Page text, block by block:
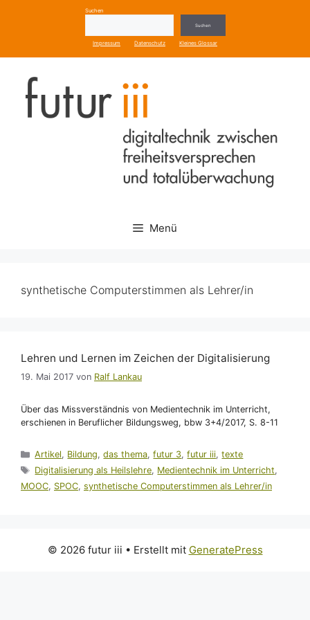
Suchen
Suchen
Impressum Datenschutz Kleines Glossar
Menü
synthetische Computerstimmen als Lehrer/in
Lehren und Lernen im Zeichen der Digitalisierung
19. Mai 2017 von Ralf Lankau
Über das Missverständnis von Medientechnik im Unterricht,
erschienen in Beruflicher Bildungsweg, bbw 3+4/2017, S. 8-11
Kategorien
Artikel, Bildung,das thema,futur 3,futur iii,texte
Schlagwörter
Digitalisierung als Heilslehre, Medientechnik im Unterricht,
MOOC, SPOC, synthetische Computerstimmen als Lehrer/in
© 2026 futur iii • Erstellt mit GeneratePress